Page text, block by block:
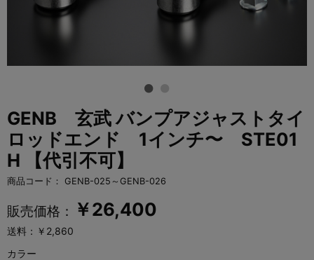
GENB 玄武 バンプアジャストタイ
ロッドエンド 1インチ〜 STE01
H 【代引不可】
商品コード： GENB-025～GENB-026
販売価格： ￥26,400
送料：￥2,860
カラー